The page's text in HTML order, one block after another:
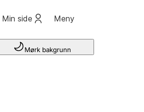
Min side Meny
Mørk bakgrunn